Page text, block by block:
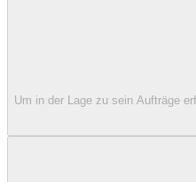
Um in der Lage zu sein Aufträge